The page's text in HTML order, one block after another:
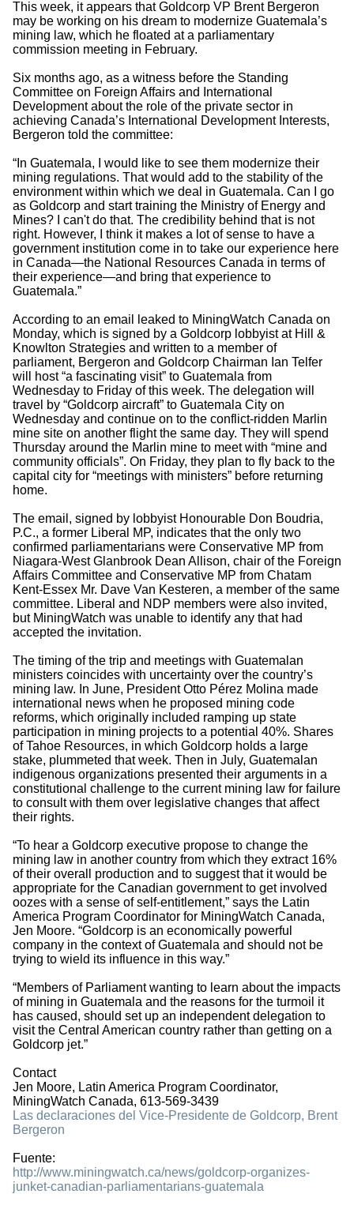
This week, it appears that Goldcorp VP Brent Bergeron
may be working on his dream to modernize Guatemala’s
mining law, which he floated at a parliamentary
commission meeting in February.
Six months ago, as a witness before the Standing
Committee on Foreign Affairs and International
Development about the role of the private sector in
achieving Canada’s International Development Interests,
Bergeron told the committee:
“In Guatemala, I would like to see them modernize their
mining regulations. That would add to the stability of the
environment within which we deal in Guatemala. Can I go
as Goldcorp and start training the Ministry of Energy and
Mines? I can't do that. The credibility behind that is not
right. However, I think it makes a lot of sense to have a
government institution come in to take our experience here
in Canada—the National Resources Canada in terms of
their experience—and bring that experience to
Guatemala.”
According to an email leaked to MiningWatch Canada on
Monday, which is signed by a Goldcorp lobbyist at Hill &
Knowlton Strategies and written to a member of
parliament, Bergeron and Goldcorp Chairman Ian Telfer
will host “a fascinating visit” to Guatemala from
Wednesday to Friday of this week. The delegation will
travel by “Goldcorp aircraft” to Guatemala City on
Wednesday and continue on to the conflict-ridden Marlin
mine site on another flight the same day. They will spend
Thursday around the Marlin mine to meet with “mine and
community officials”. On Friday, they plan to fly back to the
capital city for “meetings with ministers” before returning
home.
The email, signed by lobbyist Honourable Don Boudria,
P.C., a former Liberal MP, indicates that the only two
confirmed parliamentarians were Conservative MP from
Niagara-West Glanbrook Dean Allison, chair of the Foreign
Affairs Committee and Conservative MP from Chatam
Kent-Essex Mr. Dave Van Kesteren, a member of the same
committee. Liberal and NDP members were also invited,
but MiningWatch was unable to identify any that had
accepted the invitation.
The timing of the trip and meetings with Guatemalan
ministers coincides with uncertainty over the country’s
mining law. In June, President Otto Pérez Molina made
international news when he proposed mining code
reforms, which originally included ramping up state
participation in mining projects to a potential 40%. Shares
of Tahoe Resources, in which Goldcorp holds a large
stake, plummeted that week. Then in July, Guatemalan
indigenous organizations presented their arguments in a
constitutional challenge to the current mining law for failure
to consult with them over legislative changes that affect
their rights.
“To hear a Goldcorp executive propose to change the
mining law in another country from which they extract 16%
of their overall production and to suggest that it would be
appropriate for the Canadian government to get involved
oozes with a sense of self-entitlement,” says the Latin
America Program Coordinator for MiningWatch Canada,
Jen Moore. “Goldcorp is an economically powerful
company in the context of Guatemala and should not be
trying to wield its influence in this way.”
“Members of Parliament wanting to learn about the impacts
of mining in Guatemala and the reasons for the turmoil it
has caused, should set up an independent delegation to
visit the Central American country rather than getting on a
Goldcorp jet.”
Contact
Jen Moore, Latin America Program Coordinator,
MiningWatch Canada, 613-569-3439
Las declaraciones del Vice-Presidente de Goldcorp, Brent
Bergeron
Fuente:
http://www.miningwatch.ca/news/goldcorp-organizes-
junket-canadian-parliamentarians-guatemala